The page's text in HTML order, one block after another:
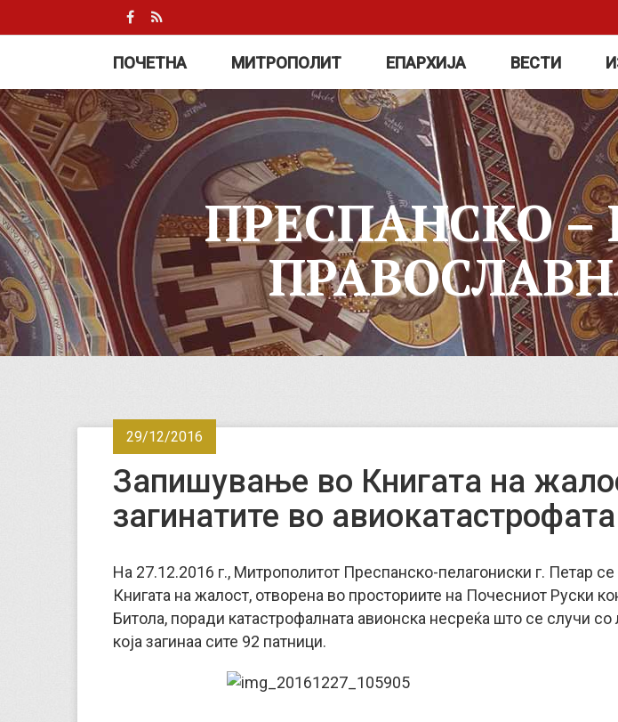
ПОЧЕТНА МИТРОПОЛИТ ЕПАРХИЈА ВЕСТИ
ПРЕСПАНСКО
29/12/2016
Запишување во Книгата на
загинатите во
На 27.12.2016 г., Митрополитот Преспанско-пелагониски г. Петар
Книгата на жалост, отворена во просториите на Почесниот Руски
Битола, поради катастрофалната авионска несреќа што се случи со
која загинаа сите 92 патници.